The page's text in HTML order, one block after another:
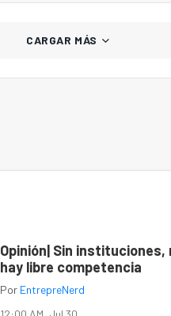
CARGAR MÁS
Opinión| Sin instituciones,
hay libre competencia
Por EntrepreNerd